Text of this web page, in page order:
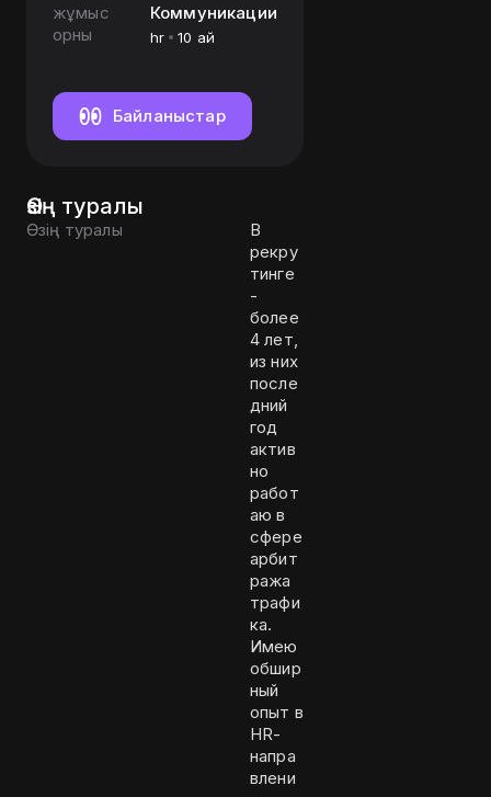
жұмыс
орны
Коммуникации
hr 10 ай
Байланыстар
Өзің туралы
Өзің туралы
В
рекру
тинге
-
более
4 лет,
из них
после
дний
год
актив
но
работ
аю в
сфере
арбит
ража
трафи
ка.
Имею
обшир
ный
опыт в
HR-
напра
влени